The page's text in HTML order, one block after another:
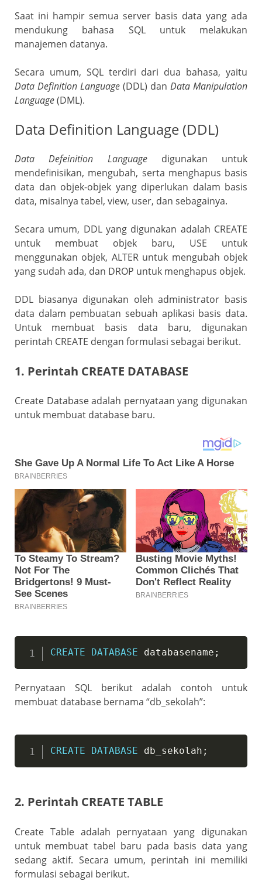
m
Saat ini hampir semua server basis data yang ada
mendukung bahasa SQL untuk melakukan
manajemen datanya.
Secara umum, SQL terdiri dari dua bahasa, yaitu
Data Definition Language (DDL) dan Data Manipulation
Language(DML).
Data Definition Language (DDL)
Data Defeinition Languagedigunakan untuk
mendefinisikan, mengubah, serta menghapus basis
data dan objek-objek yang diperlukan dalam basis
data, misalnya tabel, view, user, dan sebagainya.
Secara umum, DDL yang digunakan adalah CREATE
untuk membuat objek baru, USE untuk
menggunakan objek, ALTER untuk mengubah objek
yang sudah ada, dan DROP untuk menghapus objek.
DDL biasanya digunakan oleh administrator basis
data dalam pembuatan sebuah aplikasi basis data.
Untuk membuat basis data baru, digunakan
perintah CREATE dengan formulasi sebagai berikut.
1. Perintah CREATE DATABASE
Create Database adalah pernyataan yang digunakan
untuk membuat database baru.
CREATE DATABASE databasename ;
Pernyataan SQL berikut adalah contoh untuk
membuat database bernama “db_sekolah”:
CREATE DATABASE db_sekolah ;
2. Perintah CREATE TABLE
Create Table adalah pernyataan yang digunakan
untuk membuat tabel baru pada basis data yang
sedang aktif. Secara umum, perintah ini memiliki
formulasi sebagai berikut.